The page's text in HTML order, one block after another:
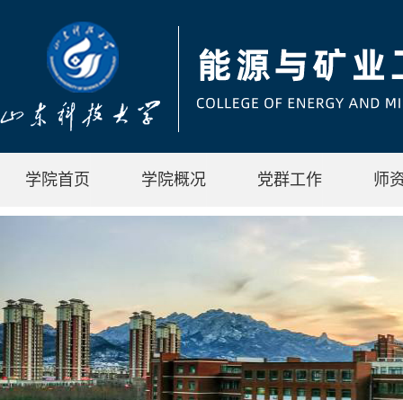
学院首页 学院概况 党群工作 师